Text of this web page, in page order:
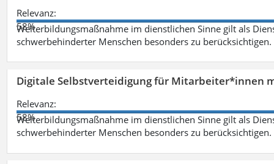
Relevanz:
58%
Weiterbildungsmaßnahme im dienstlichen Sinne gilt als
schwerbehinderter Menschen besonders zu berücksichtigen.
Digitale Selbstverteidigung für Mitarbeiter*innen
Relevanz:
58%
Weiterbildungsmaßnahme im dienstlichen Sinne gilt als
schwerbehinderter Menschen besonders zu berücksichtigen.